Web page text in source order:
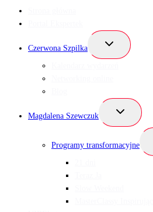
Czerwona Szpilka
Przełącz
podrzędne
Magdalena Szewczuk
Przełącz
podrzędne
Programy transformacyjne